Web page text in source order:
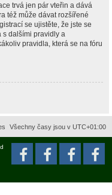
trvá jen pár vteřin a dává
též může dávat rozšířené
se ujistěte, že jste se
dalšími pravidly a
pravidla, která se na fóru
Všechny časy jsou v UTC+01:00